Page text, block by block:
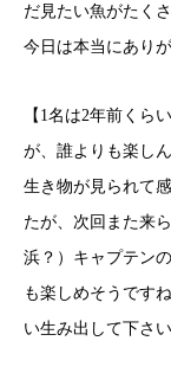
だ見たい魚がたく
今日は本当にあり
【1名は2年前くら
が、誰よりも楽し
生き物が見られて
たが、次回また来
浜？）キャプテン
も楽しめそうです
い生み出して下さ